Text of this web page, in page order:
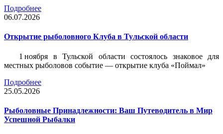
Подробнее
06.07.2026
Открытие рыболовного Клуба в Тульской области
1 ноября в Тульской области состоялось знаковое для
местных рыболовов событие — открытие клуба «Поймал»
Подробнее
25.05.2026
Рыболовные Принадлежности: Ваш Путеводитель в Мир
Успешной Рыбалки